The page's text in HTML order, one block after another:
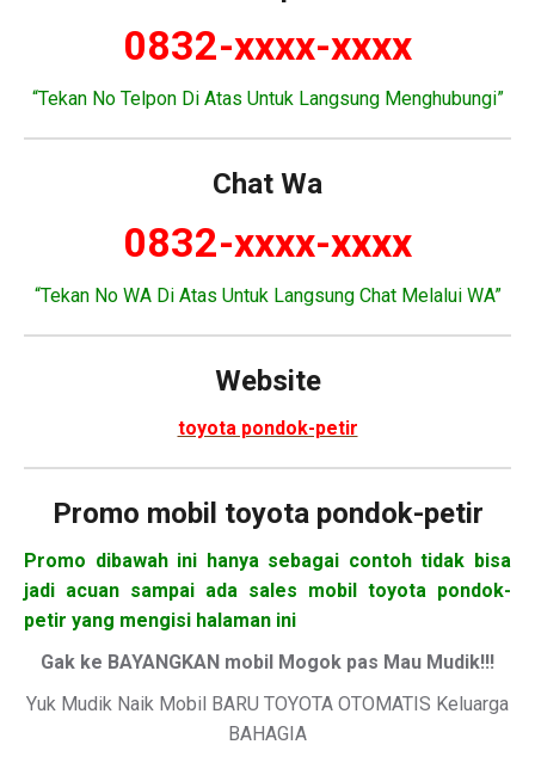
0832-xxxx-xxxx
“Tekan No Telpon Di Atas Untuk Langsung Menghubungi”
Chat Wa
0832-xxxx-xxxx
“Tekan No WA Di Atas Untuk Langsung Chat Melalui WA”
Website
toyota pondok-petir
Promo mobil toyota pondok-petir
Promo dibawah ini hanya sebagai contoh tidak bisa
jadi acuan sampai ada sales mobil toyota pondok-
petir yang mengisi halaman ini
Gak ke BAYANGKAN mobil Mogok pas Mau Mudik!!!
Yuk Mudik Naik Mobil BARU TOYOTA OTOMATIS Keluarga
BAHAGIA